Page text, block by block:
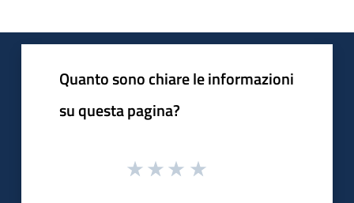
Quanto sono chiare le informazioni
su questa pagina?